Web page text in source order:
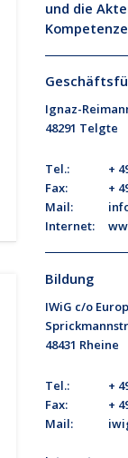
und die
Ignaz-
48291 Telgte
Tel.:
+
Fax:
+
Mail:
Internet:
Bildung
IWiG c/o
48431 Rheine
Tel.:
+
Fax:
+
Mail: